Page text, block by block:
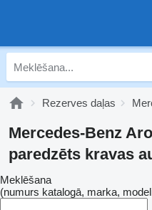
Rezerves daļas
Mercedes-Benz
paredzēts kravas
Meklēšana
(numurs katalogā, marka,